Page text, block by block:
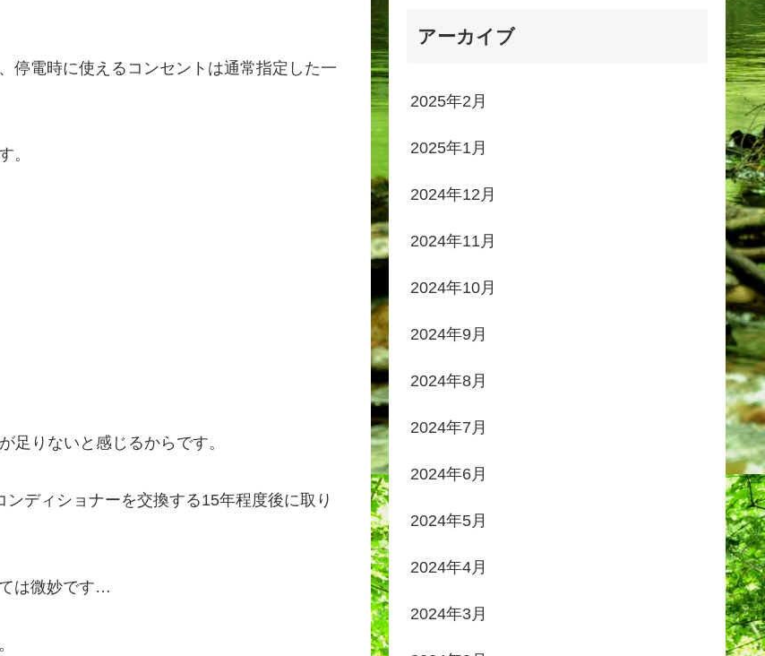
停電時に使えるコンセントは通常指定した一
。
足りないと感じるからです。
ディショナーを交換する15年程度後に取り
は微妙です…
アーカイブ
2025年2月
2025年1月
2024年12月
2024年11月
2024年10月
2024年9月
2024年8月
2024年7月
2024年6月
2024年5月
2024年4月
2024年3月